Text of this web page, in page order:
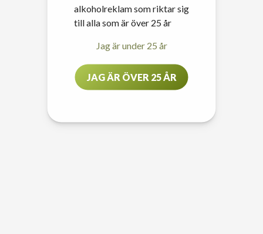
alkoholreklam som riktar sig
till alla som är över 25 år
Jag är under 25 år
JAG ÄR ÖVER 25 ÅR